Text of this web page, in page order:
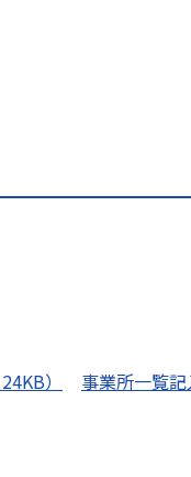
）
事業所一覧記